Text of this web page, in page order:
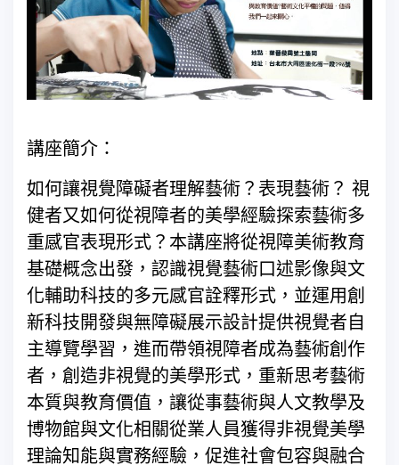
講座簡介：
如何讓視覺障礙者理解藝術？表現藝術？ 視
健者又如何從視障者的美學經驗探索藝術多
重感官表現形式？本講座將從視障美術教育
基礎概念出發，認識視覺藝術口述影像與文
化輔助科技的多元感官詮釋形式，並運用創
新科技開發與無障礙展示設計提供視覺者自
主導覽學習，進而帶領視障者成為藝術創作
者，創造非視覺的美學形式，重新思考藝術
本質與教育價值，讓從事藝術與人文教學及
博物館與文化相關從業人員獲得非視覺美學
理論知能與實務經驗，促進社會包容與融合